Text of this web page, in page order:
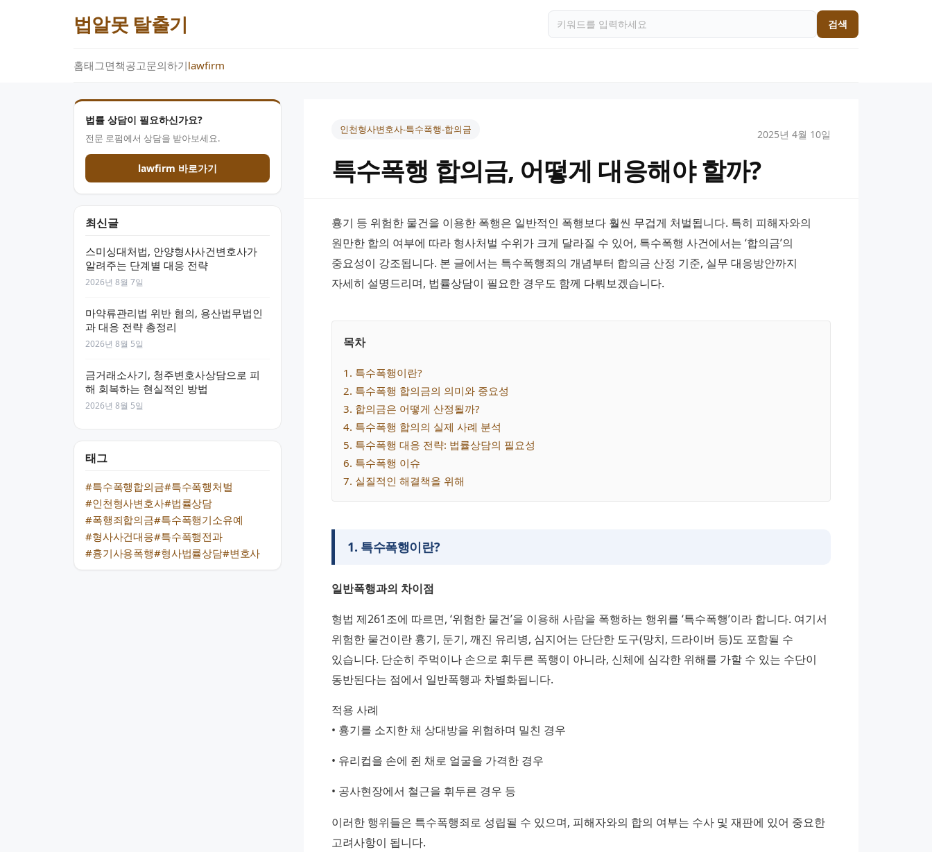
법알못 탈출기 검색
홈태그면책공고문의하기lawfirm
법률 상담이 필요하신가요?
전문 로펌에서 상담을 받아보세요.
lawfirm 바로가기
최신글
스미싱대처법, 안양형사사건변호사가
알려주는 단계별 대응 전략
2026년 8월 7일
마약류관리법 위반 혐의, 용산법무법인
과 대응 전략 총정리
2026년 8월 5일
금거래소사기, 청주변호사상담으로 피
해 회복하는 현실적인 방법
2026년 8월 5일
태그
#특수폭행합의금#특수폭행처벌
#인천형사변호사#법률상담
#폭행죄합의금#특수폭행기소유예
#형사사건대응#특수폭행전과
#흉기사용폭행#형사법률상담#변호사
인천형사변호사-특수폭행-합의금 2025년 4월 10일
특수폭행 합의금, 어떻게 대응해야 할까?
흉기 등 위험한 물건을 이용한 폭행은 일반적인 폭행보다 훨씬 무겁게 처벌됩니다. 특히 피해자와의
원만한 합의 여부에 따라 형사처벌 수위가 크게 달라질 수 있어, 특수폭행 사건에서는 ‘합의금’의
중요성이 강조됩니다. 본 글에서는 특수폭행죄의 개념부터 합의금 산정 기준, 실무 대응방안까지
자세히 설명드리며, 법률상담이 필요한 경우도 함께 다뤄보겠습니다.
목차
1 . 특수폭행이란?
2. 특수폭행 합의금의 의미와 중요성
3. 합의금은 어떻게 산정될까?
4. 특수폭행 합의의 실제 사례 분석
5. 특수폭행 대응 전략: 법률상담의 필요성
6. 특수폭행 이슈
7. 실질적인 해결책을 위해
1. 특수폭행이란?
일반폭행과의 차이점
형법 제261조에 따르면, ‘위험한 물건’을 이용해 사람을 폭행하는 행위를 ‘특수폭행’이라 합니다. 여기서
위험한 물건이란 흉기, 둔기, 깨진 유리병, 심지어는 단단한 도구(망치, 드라이버 등)도 포함될 수
있습니다. 단순히 주먹이나 손으로 휘두른 폭행이 아니라, 신체에 심각한 위해를 가할 수 있는 수단이
동반된다는 점에서 일반폭행과 차별화됩니다.
적용 사례
• 흉기를 소지한 채 상대방을 위협하며 밀친 경우
• 유리컵을 손에 쥔 채로 얼굴을 가격한 경우
• 공사현장에서 철근을 휘두른 경우 등
이러한 행위들은 특수폭행죄로 성립될 수 있으며, 피해자와의 합의 여부는 수사 및 재판에 있어 중요한
고려사항이 됩니다.